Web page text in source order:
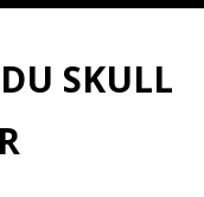
SKULL